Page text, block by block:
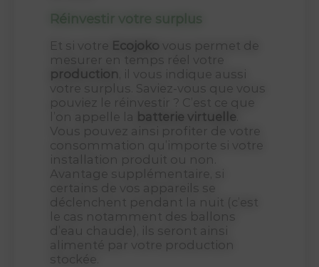
Et si votre Ecojoko vous permet de
mesurer en temps réel votre
production , il vous indique aussi
votre surplus. Saviez-vous que vous
pouviez le réinvestir ? C’est ce que
l’on appelle la batterie virtuelle
Vous pouvez ainsi profiter de votre
consommation qu’importe si votre
installation produit ou non.
Avantage supplémentaire, si
certains de vos appareils se
déclenchent pendant la nuit (c’est
le cas notamment des ballons
d’eau chaude), ils seront ainsi
alimenté par votre production
stockée.